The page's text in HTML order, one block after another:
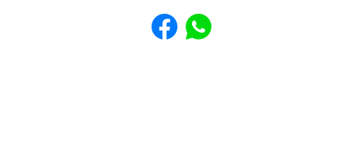
Share to Facebook
Share to WhatsApp